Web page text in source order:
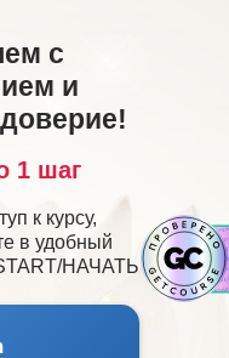
1 шаг
к курсу,
в удобный
НАЧАТЬ
с
и